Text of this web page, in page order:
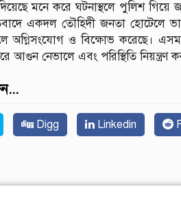
মনে করে ঘটনাস্থলে পুলিশ
একদল তৌহিদী জনতা হোটেলে
অগ্নিসংযোগ ও বিক্ষোভ করেছে।
আগুন নেভালে এবং পরিস্থিতি
Digg Linkedin